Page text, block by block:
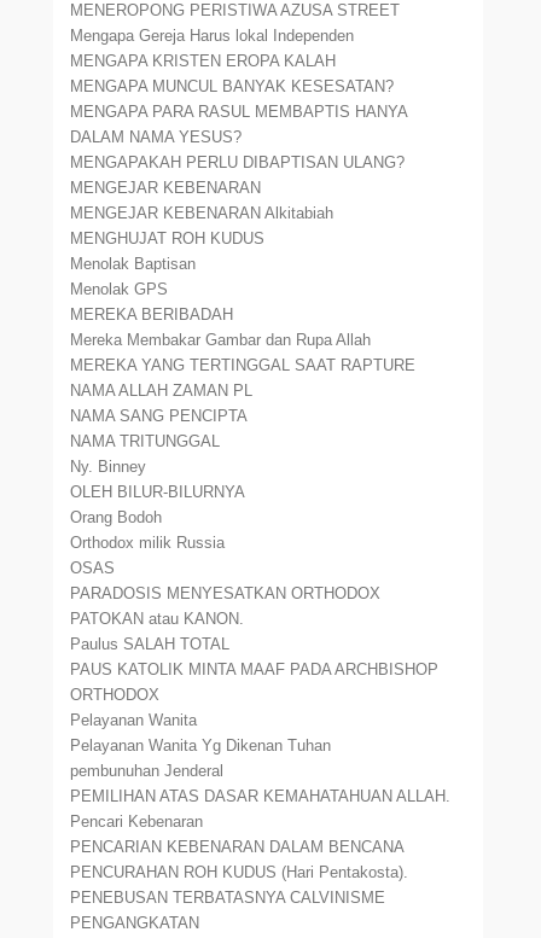
MENEROPONG PERISTIWA AZUSA STREET
Mengapa Gereja Harus lokal Independen
MENGAPA KRISTEN EROPA KALAH
MENGAPA MUNCUL BANYAK KESESATAN?
MENGAPA PARA RASUL MEMBAPTIS HANYA
DALAM NAMA YESUS?
MENGAPAKAH PERLU DIBAPTISAN ULANG?
MENGEJAR KEBENARAN
MENGEJAR KEBENARAN Alkitabiah
MENGHUJAT ROH KUDUS
Menolak Baptisan
Menolak GPS
MEREKA BERIBADAH
Mereka Membakar Gambar dan Rupa Allah
MEREKA YANG TERTINGGAL SAAT RAPTURE
NAMA ALLAH ZAMAN PL
NAMA SANG PENCIPTA
NAMA TRITUNGGAL
Ny. Binney
OLEH BILUR-BILURNYA
Orang Bodoh
Orthodox milik Russia
OSAS
PARADOSIS MENYESATKAN ORTHODOX
PATOKAN atau KANON.
Paulus SALAH TOTAL
PAUS KATOLIK MINTA MAAF PADA ARCHBISHOP
ORTHODOX
Pelayanan Wanita
Pelayanan Wanita Yg Dikenan Tuhan
pembunuhan Jenderal
PEMILIHAN ATAS DASAR KEMAHATAHUAN ALLAH.
Pencari Kebenaran
PENCARIAN KEBENARAN DALAM BENCANA
PENCURAHAN ROH KUDUS (Hari Pentakosta).
PENEBUSAN TERBATASNYA CALVINISME
PENGANGKATAN